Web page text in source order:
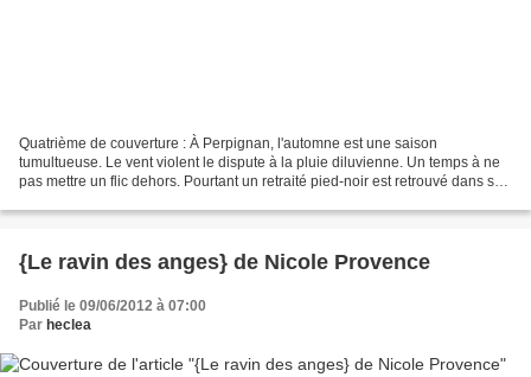
Quatrième de couverture : À Perpignan, l'automne est une saison
tumultueuse. Le vent violent le dispute à la pluie diluvienne. Un temps à ne
pas mettre un flic dehors. Pourtant un retraité pied-noir est retrouvé dans son
{Le ravin des anges} de Nicole Provence
Publié le 09/06/2012 à 07:00
Par heclea